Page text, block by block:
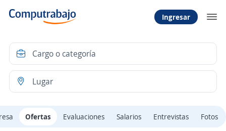
Ingresar
Ofertas Evaluaciones Salarios Entrevistas Fotos